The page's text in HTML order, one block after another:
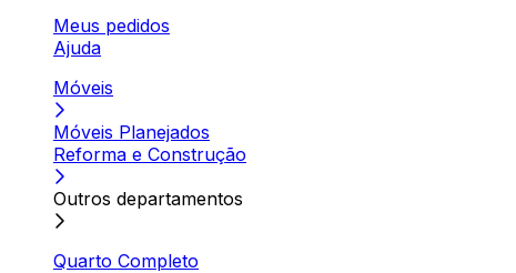
Meus pedidos
Ajuda
Móveis
Móveis Planejados
Reforma e Construção
Outros departamentos
Quarto Completo